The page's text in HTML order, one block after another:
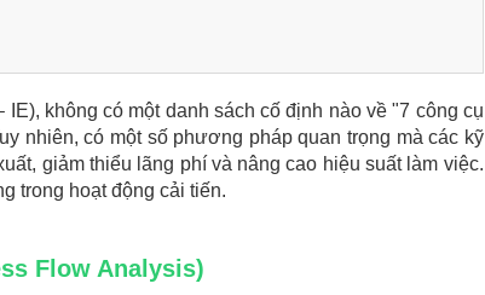
không có một danh sách cố định nào về "7 công cụ
nhiên, có một số phương pháp quan trọng mà các kỹ
giảm thiểu lãng phí và nâng cao hiệu suất làm việc.
trong hoạt động cải tiến.
Flow Analysis)